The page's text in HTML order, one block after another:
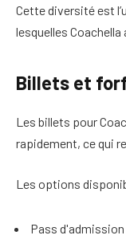
Cette diversité est
lesquelles
Billets et
Les billets pour
rapidement, ce qui
Les options
Pass d'admission